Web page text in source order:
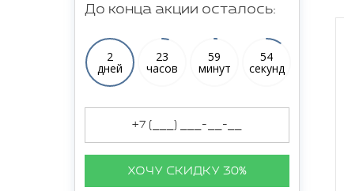
До конца акции осталось:
2
дней
23
часов
59
минут
52
секунд
ХОЧУ СКИДКУ 30%